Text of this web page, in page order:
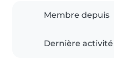
Membre depuis
Dernière activité